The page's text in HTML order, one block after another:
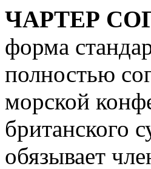
ЧАРТЕР
форма
полностью
морской
британского
обязывает